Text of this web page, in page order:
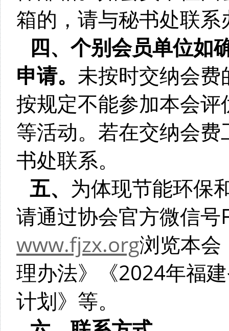
箱的，请与秘书处联
四、个别会员单位如
申请。 未按时交纳会
按规定不能参加本会
等活动。若在交纳会
书处联系。
五、 为体现节能环保
请通过协会官方微信号
www.fjzx.org浏览本会
理办法》《2024年福
计划》等。